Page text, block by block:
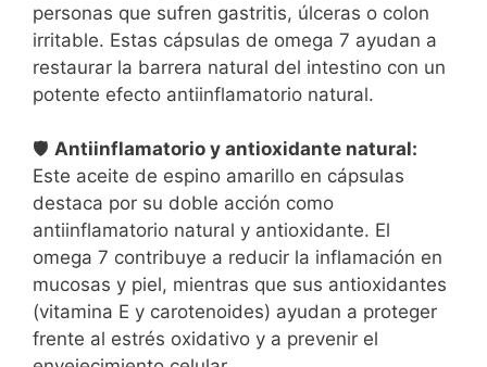
personas que sufren gastritis, úlceras o colon
irritable. Estas cápsulas de omega 7 ayudan a
restaurar la barrera natural del intestino con un
potente efecto antiinflamatorio natural.
🛡️ Antiinflamatorio y antioxidante natural:
Este aceite de espino amarillo en cápsulas
destaca por su doble acción como
antiinflamatorio natural y antioxidante. El
omega 7 contribuye a reducir la inflamación en
mucosas y piel, mientras que sus antioxidantes
(vitamina E y carotenoides) ayudan a proteger
frente al estrés oxidativo y a prevenir el